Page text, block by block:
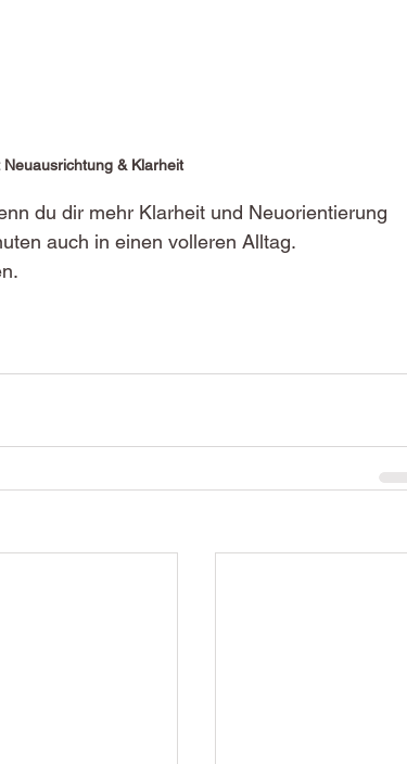
& Klarheit
du dir mehr Klarheit und Neuorientierung
auch in einen volleren Alltag.